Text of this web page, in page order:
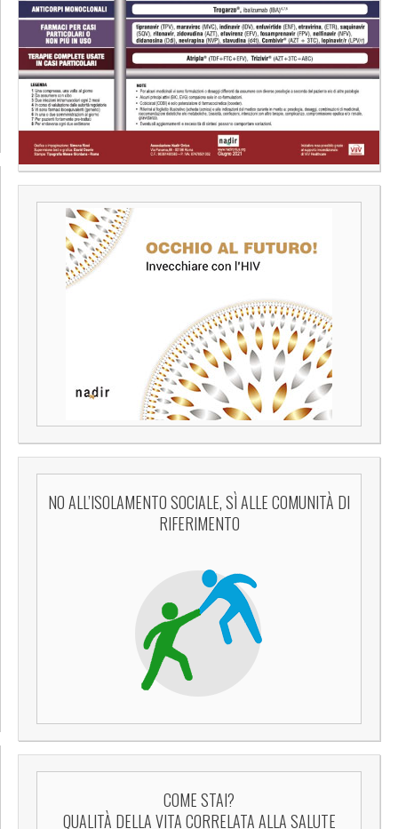
NO ALL’ISOLAMENTO SOCIALE, SÌ ALLE COMUNITÀ DI
RIFERIMENTO
COME STAI?
QUALITÀ DELLA VITA CORRELATA ALLA SALUTE